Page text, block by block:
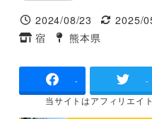
投稿日
2024/08/23
更新日
2025/
タグ
宿
タグ
熊本県
- -
当サイトはアフィリエイ